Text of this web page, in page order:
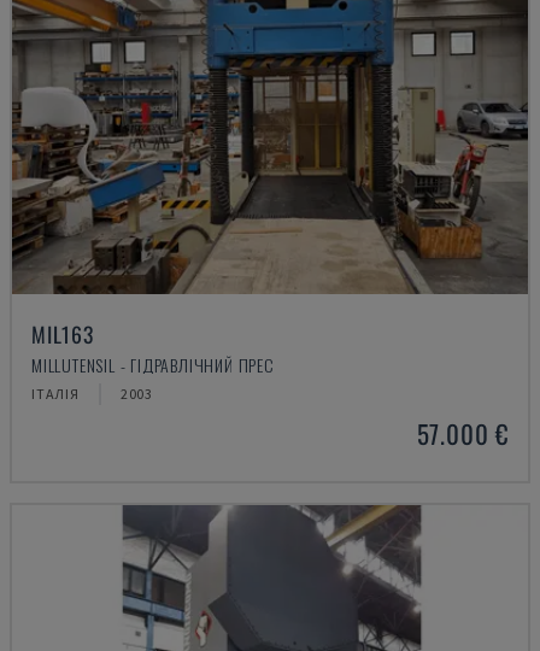
MIL163
MILLUTENSIL - ГІДРАВЛІЧНИЙ ПРЕС
ІТАЛІЯ 2003
57.000 €